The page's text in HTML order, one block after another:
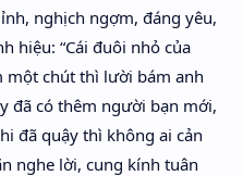
nghịch ngợm, đáng yêu,
hiệu: “Cái đuôi nhỏ của
một chút thì lười bám anh
đã có thêm người bạn mới,
đã quậy thì không ai cản
nghe lời, cung kính tuân